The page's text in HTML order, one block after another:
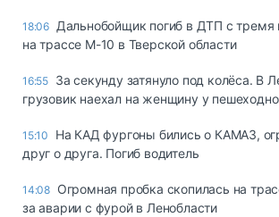
18:06 Дальнобойщик погиб в ДТП с тремя
на трассе М-10 в Тверской области
16:55 За секунду затянуло под колёса. В
грузовик наехал на женщину у
15:10
На КАД фургоны бились о КАМАЗ,
друг о друга. Погиб водитель
14:08 Огромная пробка скопилась на
за аварии с фурой в Ленобласти